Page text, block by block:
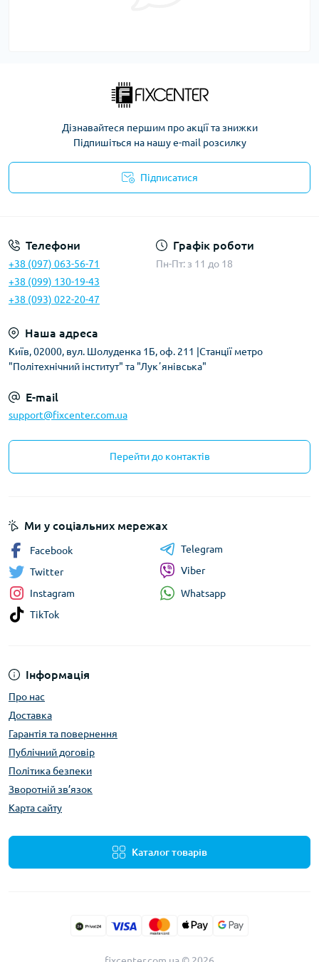
Дізнавайтеся першим про акції та знижки
Підпишіться на нашу e-mail розсилку
Підписатися
Телефони
+38 (097) 063-56-71
+38 (099) 130-19-43
+38 (093) 022-20-47
Графік роботи
Пн-Пт: з 11 до 18
Наша адреса
Київ, 02000, вул. Шолуденка 1Б, оф. 211 |Станції метро
"Політехнічний інститут" та "Лукʼянівська"
E-mail
support@fixcenter.com.ua
Перейти до контактів
Інформація
Про нас
Доставка
Гарантія та повернення
Публічний договір
Політика безпеки
Зворотній зв’язок
Карта сайту
Каталог товарів
Ми у соціальних мережах
Facebook
Twitter
Instagram
TikTok
Telegram
Viber
Whatsapp